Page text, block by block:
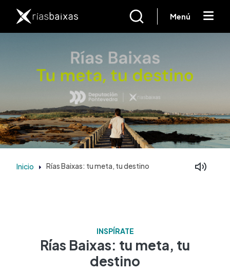
Menú
Inicio Rías Baixas: tu meta, tu destino
INSPÍRATE
Rías Baixas: tu meta, tu
destino